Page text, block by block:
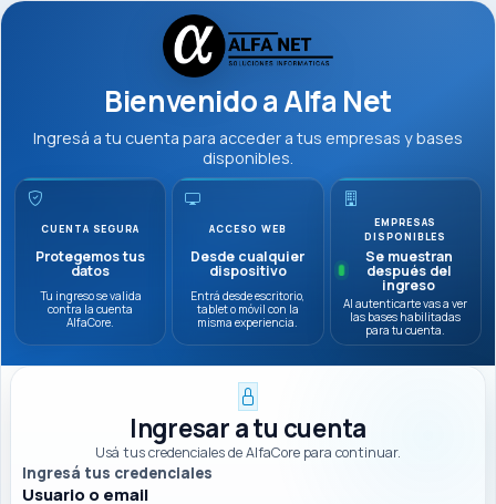
Bienvenido a Alfa Net
Ingresá a tu cuenta para acceder a tus empresas y bases
disponibles.
CUENTA SEGURA
Protegemos tus
datos
Tu ingreso se valida
contra la cuenta
AlfaCore.
ACCESO WEB
Desde cualquier
dispositivo
Entrá desde escritorio,
tablet o móvil con la
misma experiencia.
EMPRESAS
DISPONIBLES
Se muestran
después del
ingreso
Al autenticarte vas a ver
las bases habilitadas
para tu cuenta.
Ingresar a tu cuenta
Usá tus credenciales de AlfaCore para continuar.
Ingresá tus credenciales
Usuario o email